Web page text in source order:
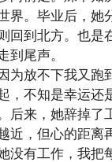
界。毕业后，她
回到北方。也是
到尾声。
为放不下我又跑
，不知是幸运还
后来，她辞掉了
近，但心的距离
没有工作，我把